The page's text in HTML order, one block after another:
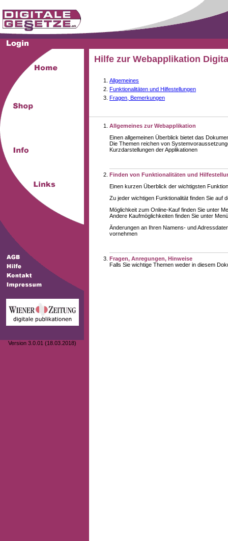
Version 3.0.01 (18.03.2018)
Hilfe zur Webapplikation
Allgemeines
Funktionalitäten und Hilfestellungen
Fragen, Bemerkungen
Allgemeines zur Webapplikation
Einen allgemeinen Überblick bietet das
Die Themen reichen von
Kurzdarstellungen der Applikationen
Finden von Funktionalitäten und
Einen kurzen Überblick der wichtigsten
Zu jeder wichtigen Funktionalität finden Sie auf
Möglichkeit zum Online-Kauf finden Sie unter
Andere Kaufmöglichkeiten finden Sie unter
Änderungen an Ihren Namens- und
vornehmen
Fragen, Anregungen, Hinweise
Falls Sie wichtige Themen weder in diesem